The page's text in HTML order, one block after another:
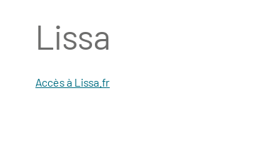
Lissa
Accès à Lissa.fr